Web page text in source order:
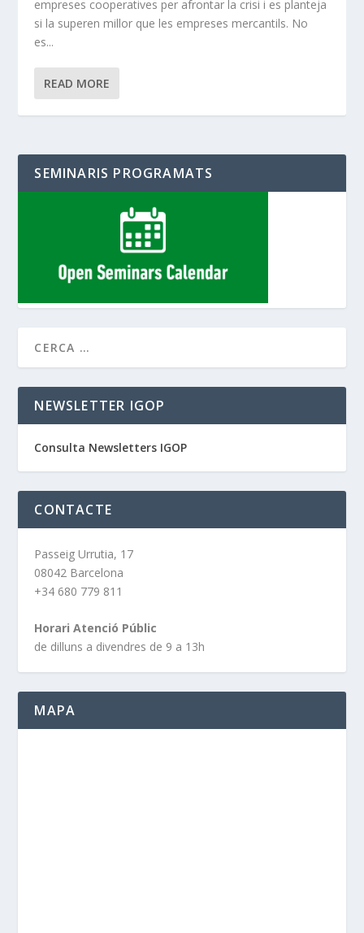
empreses cooperatives per afrontar la crisi i es planteja
si la superen millor que les empreses mercantils. No
es...
READ MORE
SEMINARIS PROGRAMATS
NEWSLETTER IGOP
Consulta Newsletters IGOP
CONTACTE
Passeig Urrutia, 17
08042 Barcelona
+34 680 779 811
Horari Atenció Públic
de dilluns a divendres de 9 a 13h
MAPA